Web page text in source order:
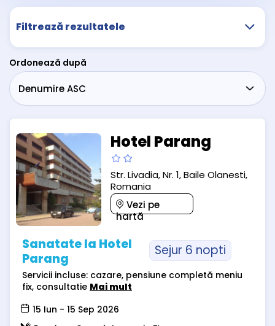
Filtrează rezultatele
Ordonează după
Hotel Parang
Str. Livadia, Nr. 1, Baile Olanesti,
Romania
Vezi pe
hartă
Sanatate la Hotel
Parang
Sejur 6 nopti
Servicii incluse: cazare, pensiune completă meniu
fix, consultatie Mai mult
15 Iun - 15 Sep 2026